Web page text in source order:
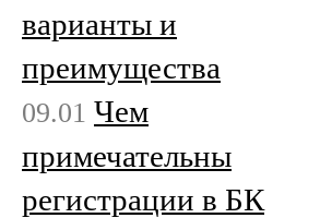
варианты и
преимущества
09.01 Чем
примечательны
регистрации в БК